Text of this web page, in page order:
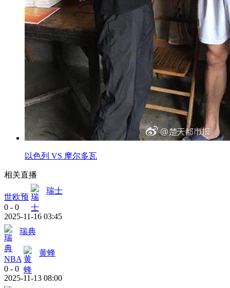
以色列 VS 摩尔多瓦
相关直播
世欧预
瑞士
0 - 0
2025-11-16 03:45
瑞典
NBA
黄蜂
0 - 0
2025-11-13 08:00